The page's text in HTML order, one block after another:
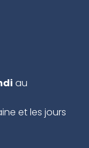
au
et les jours